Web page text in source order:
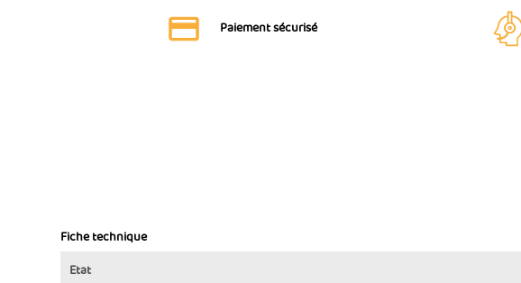
Paiement sécurisé
Fiche technique
Etat